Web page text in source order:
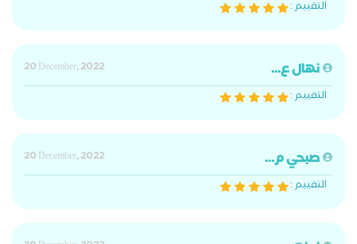
التقييم :
نهال ع...
20 December, 2022
التقييم :
صبحي م...
20 December, 2022
التقييم :